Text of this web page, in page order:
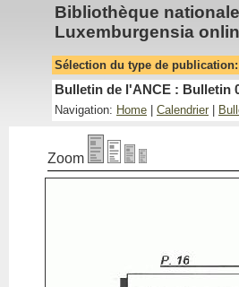
Bibliothèque
Luxemburgensia
Sélection du type de publication:
Bulletin de l'ANCE : Bulletin
Navigation: Home Calendrier
Zoom